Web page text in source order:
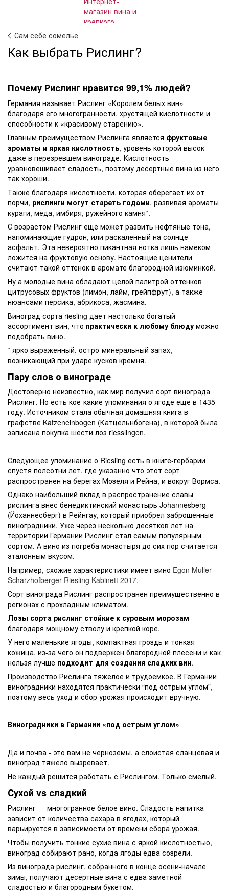
Сам себе сомелье
Как выбрать Рислинг?
Почему Рислинг нравится 99,1% людей?
Германия называет Рислинг «Королем белых вин»
благодаря его многогранности, хрустящей кислотности и
способности к «красивому старению».
Главным преимуществом Рислинга является фруктовые
ароматы и яркая кислотность, уровень которой высок
даже в перезревшем винограде. Кислотность
уравновешивает сладость, поэтому десертные вина из него
так хороши.
Также благодаря кислотности, которая оберегает их от
порчи, рислинги могут стареть годами, развивая ароматы
кураги, меда, имбиря, ружейного камня*.
С возрастом Рислинг еще может развить нефтяные тона,
напоминающие гудрон, или раскаленный на солнце
асфальт. Эта невероятно пикантная нотка лишь намеком
ложится на фруктовую основу. Настоящие ценители
считают такой оттенок в аромате благородной изюминкой.
Ну а молодые вина обладают целой палитрой оттенков
цитрусовых фруктов (лимон, лайм, грейпфрут), а также
нюансами персика, абрикоса, жасмина.
Виноград сорта riesling дает настолько богатый
ассортимент вин, что практически к любому блюду можно
подобрать вино.
* ярко выраженный, остро-минеральный запах,
возникающий при ударе кусков кремня.
Пару слов о винограде
Достоверно неизвестно, как мир получил сорт винограда
Рислинг. Но есть кое-какие упоминания о ягоде еще в 1435
году. Источником стала обычная домашняя книга в
графстве Katzenelnbogen (Катцельнбогена), в которой была
записана покупка шести лоз riesslingen.
Следующее упоминание о Riesling есть в книге-гербарии
спустя полсотни лет, где указанно что этот сорт
распространен на берегах Мозеля и Рейна, и вокруг Вормса.
Однако наибольший вклад в распространение славы
рислинга внес бенедиктинский монастырь Johannesberg
(Йоханнесберг) в Рейнгау, который приобрел заброшенные
виноградники. Уже через несколько десятков лет на
территории Германии Рислинг стал самым популярным
сортом. А вино из погреба монастыря до сих пор считается
эталонным вкусом.
Например, схожие характеристики имеет вино Egon Muller
Scharzhofberger Riesling Kabinett 2017.
Сорт винограда Рислинг распространен преимущественно в
регионах с прохладным климатом.
Лозы сорта рислинг стойкие к суровым морозам
благодаря мощному стволу и крепкой коре.
У него маленькие ягоды, компактная гроздь и тонкая
кожица, из-за чего он подвержен благородной плесени и как
нельзя лучше подходит для создания сладких вин.
Производство Рислинга тяжелое и трудоемкое. В Германии
виноградники находятся практически “под острым углом”,
поэтому весь уход и сбор урожая происходит вручную.
Виноградники в Германии «под острым углом»
Да и почва - это вам не черноземы, а слоистая сланцевая и
виноград тяжело вызревает.
Не каждый решится работать с Рислингом. Только смелый.
Сухой vs сладкий
Рислинг — многогранное белое вино. Сладость напитка
зависит от количества сахара в ягодах, который
варьируется в зависимости от времени сбора урожая.
Чтобы получить тонкие сухие вина с яркой кислотностью,
виноград собирают рано, когда ягоды едва созрели.
Из винограда рислинг, собранного в конце осени-начале
зимы, получают десертные вина с едва заметной
сладостью и благородным букетом.